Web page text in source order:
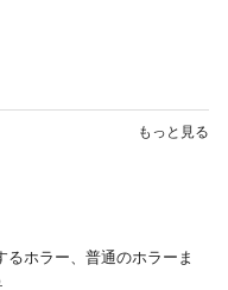
もっと見る
ホラー、普通のホラーま